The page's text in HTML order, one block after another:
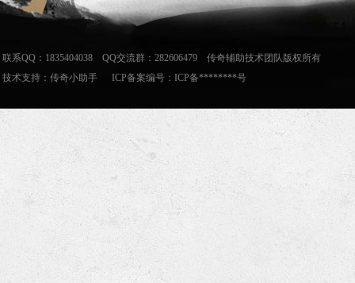
联系QQ：1835404038 QQ交流群：282606479 传奇辅助技术团队版权所有
技术支持： 传奇小助手 ICP备案编号：ICP备********号